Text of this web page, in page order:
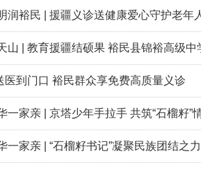
润裕民 | 援疆义诊送健康爱心守护老年
山 | 教育援疆结硕果 裕民县锦裕高级中
医到门口 裕民群众享免费高质量义诊
一家亲 | 京塔少年手拉手 共筑“石榴籽”
一家亲 | “石榴籽书记”凝聚民族团结之